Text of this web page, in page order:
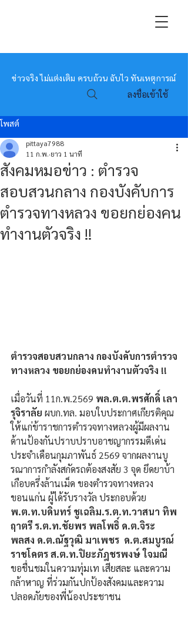
หมอข่าว
ข่าวจริง ไม่แต่งเติม ครบถ้วน ฉับไว ทันเหตุการณ์
ลงชื่อเข้าใช้
โพสต์
สังคมหมอข่าว : ตำรวจ
สอบสวนกลาง กองบังคับการ
ตำรวจทางหลวง ขอยกย่องคน
ทำงานตัวจริง !!
pittaya7988
11 ก.พ. ยาว 1 นาที
ตำรวจสอบสวนกลาง กองบังคับการตำรวจ
ทางหลวง ขอยกย่องคนทำงานตัวจริง !!
เมื่อวันที่ 11ก.พ.2569 พล.ต.ต.พรศักดิ์ เลา
รุจิราลัย ผบก.ทล. มอบใบประกาศเกียรติคุณ
ให้แก่ข้าราชการตำรวจทางหลวงผู้มีผลงาน
ด้านป้องกันปราบปราบอาชญากรรมดีเด่น
ประจำเดือนกุมภาพันธ์ 2569 จากผลงานบู
รณาการกำลังสกัดรถต้องสงสัย 3 จุด ยึดยาบ้า
เกือบครึ่งล้านเม็ด ของตำรวจทางหลวง
ขอนแก่น ผู้ได้รับรางวัล ประกอบด้วย
พ.ต.ท.บดินทร์ ชูเฉลิม.ร.ต.ท.วาสนา ทิพ
ฤาตรี ร.ต.ท.ชัยพร พลโพธิ์ ด.ต.จิระ
พลสง ด.ต.ณัฐวุฒิ มาเพชร  ด.ต.สมบูรณ์
ราชโคตร ส.ต.ท.ปิยะภัฎชรพงษ์ ใจมณี
ขอชื่นชมในความทุ่มเท เสียสละ และความ
กล้าหาญ ที่ร่วมกันปกป้องสังคมและความ
ปลอดภัยของพี่น้องประชาชน